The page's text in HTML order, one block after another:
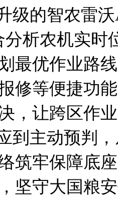
的智农雷沃
分析农机实
最优作业路
修等便捷功
，让跨区作
主动预判，
筑牢保障底
坚守大国粮